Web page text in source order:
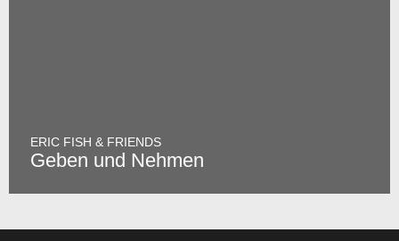
ERIC FISH & FRIENDS
Geben und Nehmen